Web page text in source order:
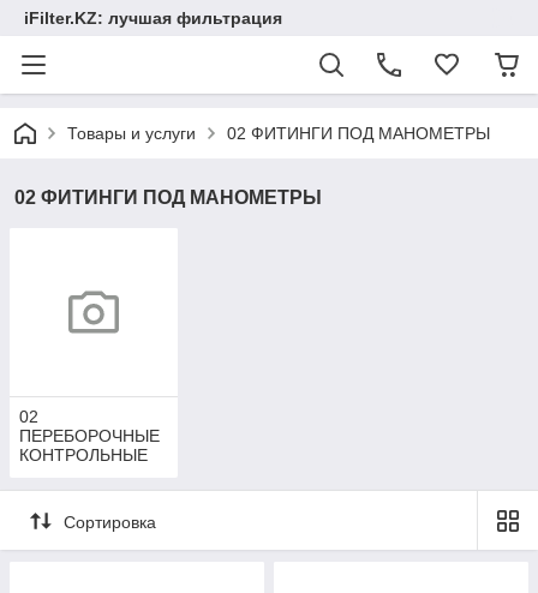
iFilter.KZ: лучшая фильтрация
Товары и услуги 02 ФИТИНГИ ПОД МАНОМЕТРЫ
02 ФИТИНГИ ПОД МАНОМЕТРЫ
02
ПЕРЕБОРОЧНЫЕ
КОНТРОЛЬНЫЕ
Сортировка